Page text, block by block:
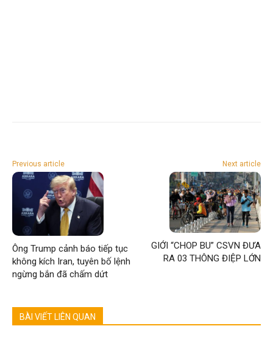
Previous article
Ông Trump cảnh báo tiếp tục
không kích Iran, tuyên bố lệnh
ngừng bắn đã chấm dứt
Next article
GIỚI “CHOP BU” CSVN ĐƯA
RA 03 THÔNG ĐIỆP LỚN
BÀI VIẾT LIÊN QUAN